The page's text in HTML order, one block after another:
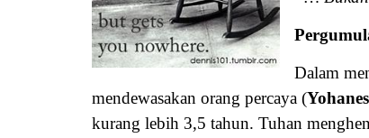
Dalam
mendewasakan orang percaya (
kurang lebih 3,5 tahun. Tuhan